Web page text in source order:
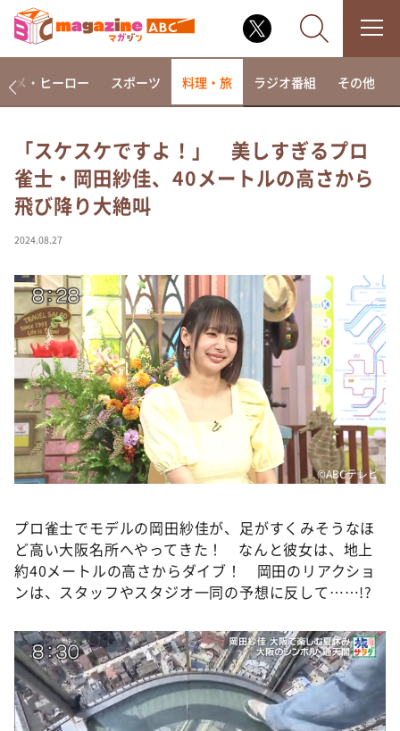
なるみ・岡村の過ぎるTV
相席食堂
これ余談なんですけど・・・
て真剣です
探偵！ナイトスクープ
news おかえり
河合＆A.B.C-Z塚田×福井アナ「なんでやねん！？」
（news おかえり）
DAIGOも台所 ～きょうの献立 何にする？～
本日はダイアンなり！シーズン２
朝だ！生です旅サラダ
ＬＩＦＥ～夢のカタチ～
新婚さんいらっしゃい！
ポツンと一軒家
ぺこぱのまるスポ
アナ回覧板
メ・ヒーロー スポーツ 料理・旅 ラジオ番組 その他
「スケスケですよ！」 美しすぎるプロ
雀士・岡田紗佳、40メートルの高さから
飛び降り大絶叫
2024.08.27
©️ABCテレビ
プロ雀士でモデルの岡田紗佳が、足がすくみそうなほ
ど高い大阪名所へやってきた！ なんと彼女は、地上
約40メートルの高さからダイブ！ 岡田のリアクショ
ンは、スタッフやスタジオ一同の予想に反して……!?